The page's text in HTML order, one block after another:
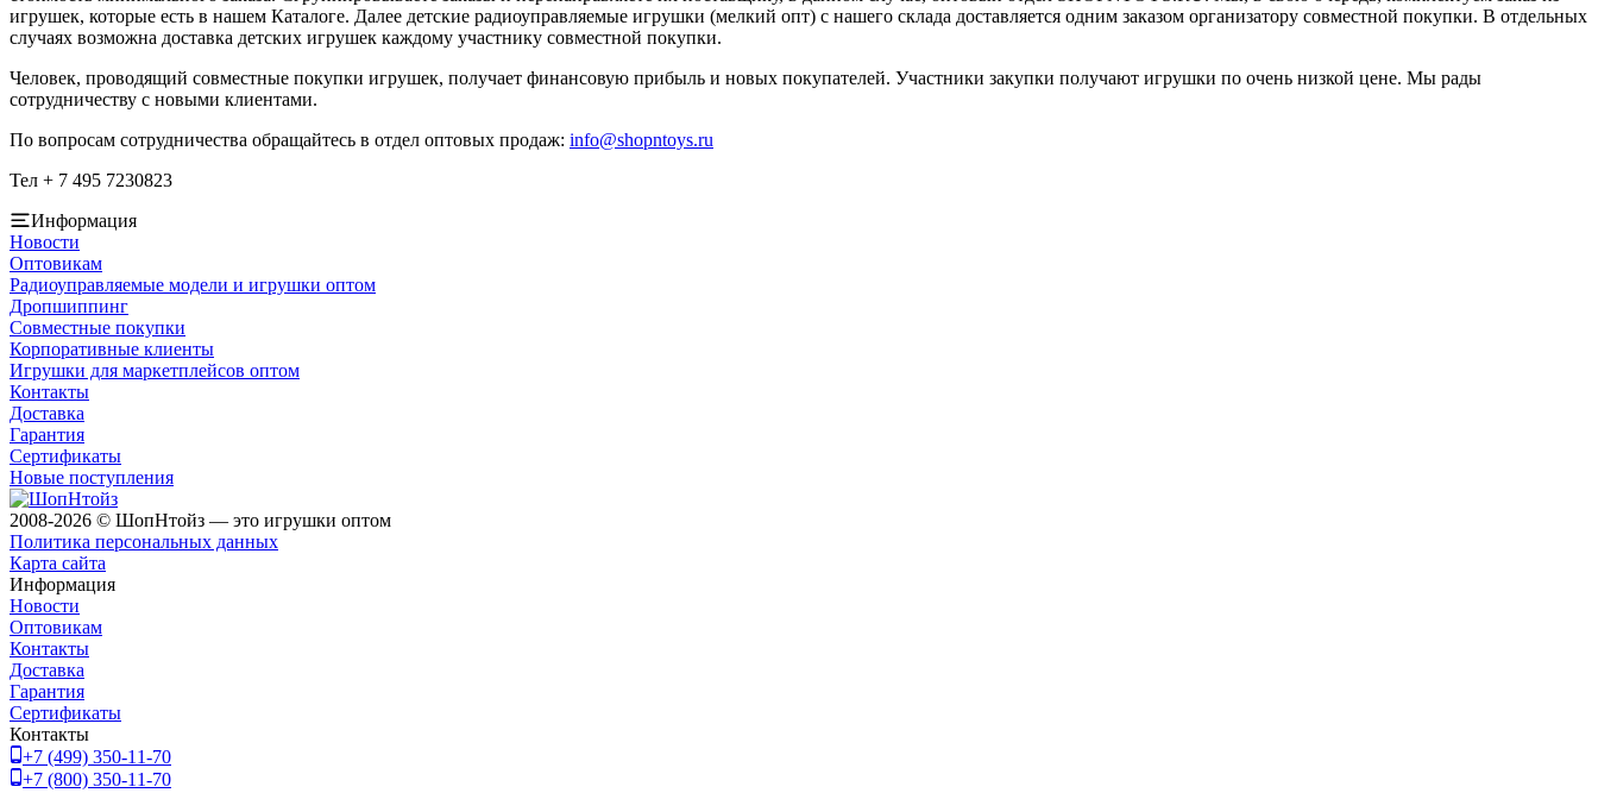
игрушек, которые есть в нашем Каталоге. Далее детские радиоуправляемые игрушки (мелкий опт) с нашего склада доставляется одним заказом организатору совместной покупки. В отдельных
случаях возможна доставка детских игрушек каждому участнику совместной покупки.
Человек, проводящий совместные покупки игрушек, получает финансовую прибыль и новых покупателей. Участники закупки получают игрушки по очень низкой цене. Мы рады
сотрудничеству с новыми клиентами.
По вопросам сотрудничества обращайтесь в отдел оптовых продаж: info@shopntoys.ru
Тел + 7 495 7230823
Информация
Новости
Оптовикам
Радиоуправляемые модели и игрушки оптом
Дропшиппинг
Совместные покупки
Корпоративные клиенты
Игрушки для маркетплейсов оптом
Контакты
Доставка
Гарантия
Сертификаты
Новые поступления
2008-2026 © ШопНтойз — это игрушки оптом
Политика персональных данных
Карта сайта
Информация
Новости
Оптовикам
Контакты
Доставка
Гарантия
Сертификаты
Контакты
+7 (499) 350-11-70
+7 (800) 350-11-70